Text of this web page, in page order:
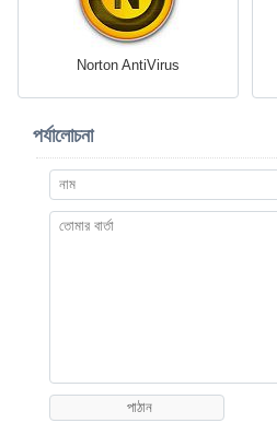
Norton AntiVirus
পর্যালোচনা